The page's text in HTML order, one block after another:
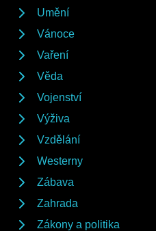
Umění
Vánoce
Vaření
Věda
Vojenství
Výživa
Vzdělání
Westerny
Zábava
Zahrada
Zákony a politika